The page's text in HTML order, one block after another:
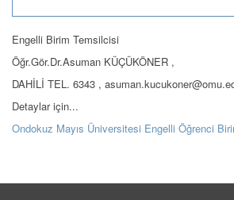
Engelli Birim Temsilcisi
Öğr.Gör.Dr.Asuman KÜÇÜKÖNER ,
DAHİLİ TEL. 6343 ,
Detaylar için...
Ondokuz Mayıs Üniversitesi Engelli Öğrenci